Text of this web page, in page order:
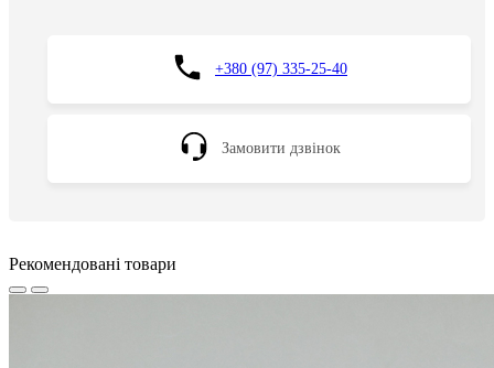
+380 (97) 335-25-40
Замовити дзвінок
Рекомендовані товари